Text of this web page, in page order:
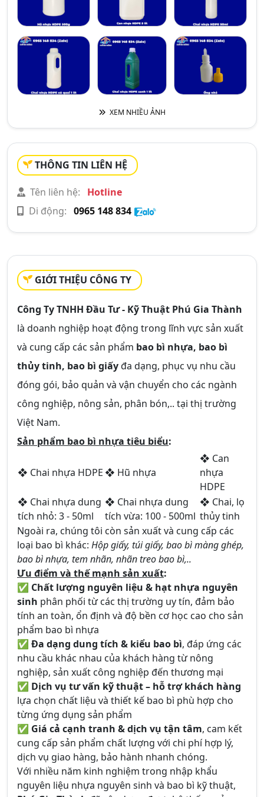
XEM NHIỀU ẢNH
THÔNG TIN LIÊN HỆ
Tên liên hệ:
Hotline
Di động: 0965 148 834
GIỚI THIỆU CÔNG TY
Công Ty TNHH Đầu Tư - Kỹ Thuật Phú Gia Thành
là doanh nghiệp hoạt động trong lĩnh vực sản xuất
và cung cấp các sản phẩm bao bì nhựa, bao bì
thủy tinh, bao bì giấyđa dạng, phục vụ nhu cầu
đóng gói, bảo quản và vận chuyển cho các ngành
công nghiệp, nông sản, phân bón,.. tại thị trường
Việt Nam.
Sản phẩm bao bì nhựa tiêu biểu:
❖ Chai nhựa HDPE ❖ Hũ nhựa
❖ Can
nhựa
HDPE
❖ Chai nhựa dung
tích nhỏ: 3 - 50ml
❖ Chai nhựa dung
tích vừa: 100 - 500ml
❖ Chai, lọ
thủy tinh
Ngoài ra, chúng tôi còn sản xuất và cung cấp các
loại bao bì khác: Hộp giấy, túi giấy, bao bì màng ghép,
bao bì nhựa, tem nhãn, nhãn treo bao bì,..
Ưu điểm và thế mạnh sản xuất:
✅ Chất lượng nguyên liệu & hạt nhựa nguyên
sinh phân phối từ các thị trường uy tín, đảm bảo
tính an toàn, ổn định và độ bền cơ học cao cho sản
phẩm bao bì nhựa
✅ Đa dạng dung tích & kiểu bao bì, đáp ứng các
nhu cầu khác nhau của khách hàng từ nông
nghiệp, sản xuất công nghiệp đến thương mại
✅ Dịch vụ tư vấn kỹ thuật – hỗ trợ khách hàng
lựa chọn chất liệu và thiết kế bao bì phù hợp cho
từng ứng dụng sản phẩm
✅ Giá cả cạnh tranh & dịch vụ tận tâm, cam kết
cung cấp sản phẩm chất lượng với chi phí hợp lý,
dịch vụ giao hàng, bảo hành nhanh chóng.
Với nhiều năm kinh nghiệm trong nhập khẩu
nguyên liệu nhựa nguyên sinh và bao bì kỹ thuật,